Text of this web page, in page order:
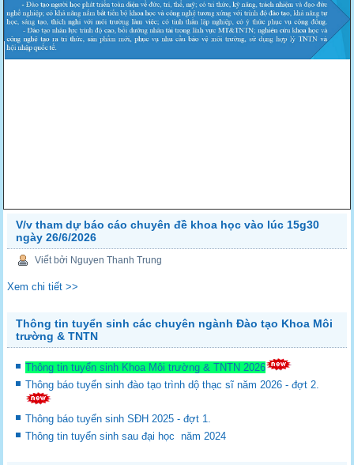
V/v tham dự báo cáo chuyên đề khoa học vào lúc 15g30
ngày 26/6/2026
Viết bởi Nguyen Thanh Trung
Xem chi tiết >>
Thông tin tuyển sinh các chuyên ngành Đào tạo Khoa Môi
trường & TNTN
Thông tin tuyển sinh Khoa Môi trường & TNTN 2026
Thông báo tuyển sinh đào tạo trình dộ thạc sĩ năm 2026 - đợt 2.
Thông báo tuyển sinh SĐH 2025 - đợt 1.
Thông tin tuyển sinh sau đại học năm 2024